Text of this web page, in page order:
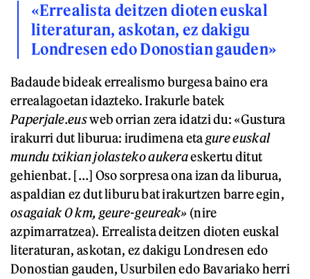
«Errealista deitzen dioten euskal
literaturan, askotan, ez dakigu
Londresen edo Donostian gauden»
Badaude bideak errealismo burgesa baino era
errealagoetan idazteko. Irakurle batek
Paperjale.eusweb orrian zera idatzi du: «Gustura
irakurri dut liburua: irudimena etagure euskal
mundu txikian jolasteko aukeraeskertu ditut
gehienbat. […] Oso sorpresa ona izan da liburua,
aspaldian ez dut liburu bat irakurtzen barre egin,
osagaiak 0 km, geure-geureak» (nire
azpimarratzea). Errealista deitzen dioten euskal
literaturan, askotan, ez dakigu Londresen edo
Donostian gauden, Usurbilen edo Bavariako herri